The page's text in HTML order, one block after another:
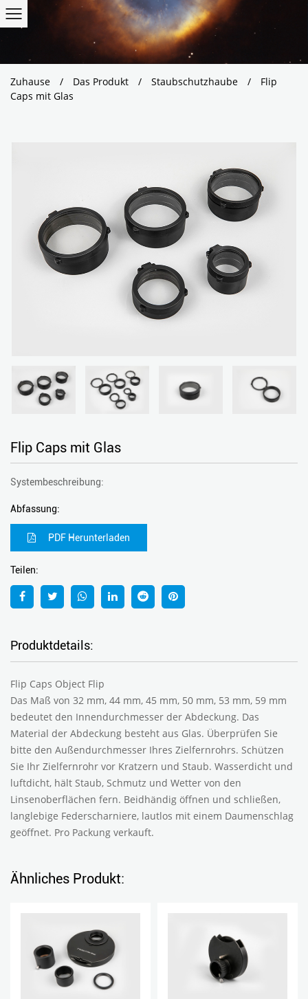
Zuhause / Das Produkt / Staubschutzhaube /
Flip
Caps mit Glas
Flip Caps mit Glas
Systembeschreibung:
Abfassung:
PDF Herunterladen
Teilen:
Produktdetails:
Flip Caps Object Flip
Das Maß von 32 mm, 44 mm, 45 mm, 50 mm, 53 mm, 59 mm
bedeutet den Innendurchmesser der Abdeckung. Das
Material der Abdeckung besteht aus Glas. Überprüfen Sie
bitte den Außendurchmesser Ihres Zielfernrohrs. Schützen
Sie Ihr Zielfernrohr vor Kratzern und Staub. Wasserdicht und
luftdicht, hält Staub, Schmutz und Wetter von den
Linsenoberflächen fern. Beidhändig öffnen und schließen,
langlebige Federscharniere, lautlos mit einem Daumenschlag
geöffnet. Pro Packung verkauft.
Ähnliches Produkt: